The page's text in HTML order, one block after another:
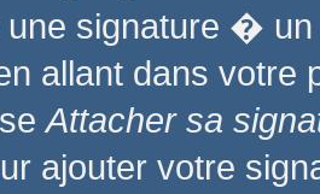
une signature �
allant dans
Attacher sa
ajouter votre